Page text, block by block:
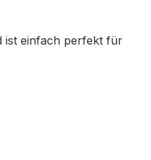
ist einfach perfekt für